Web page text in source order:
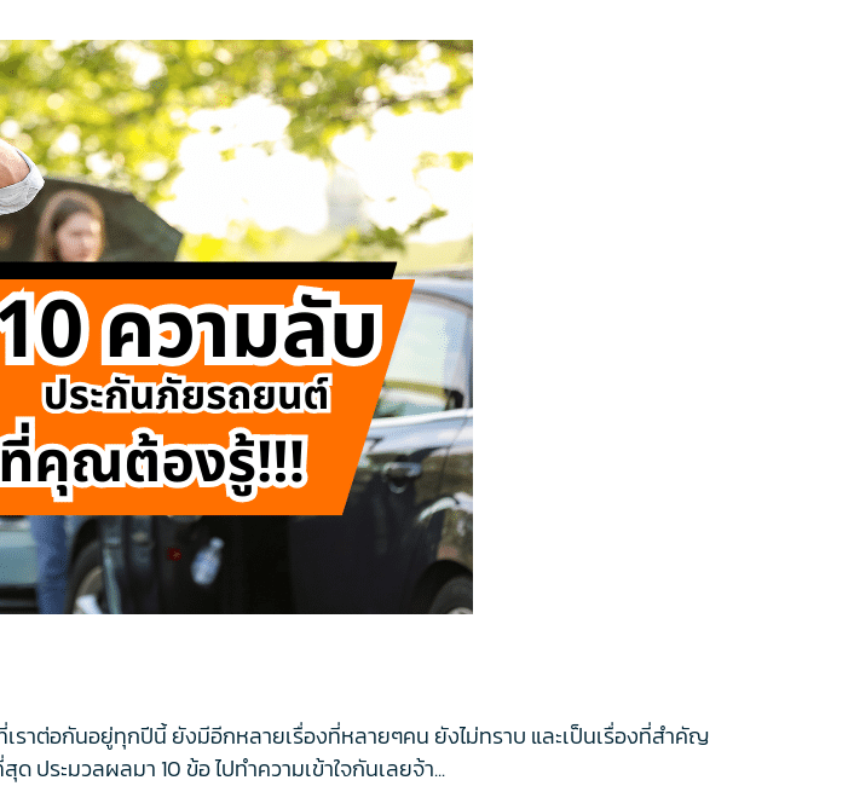
ราต่อกันอยู่ทุกปีนี้ ยังมีอีกหลายเรื่องที่หลายๆคน ยังไม่ทราบ และเป็นเรื่องที่สำคัญ
ระมวลผลมา 10 ข้อ ไปทำความเข้าใจกันเลยจ้า...